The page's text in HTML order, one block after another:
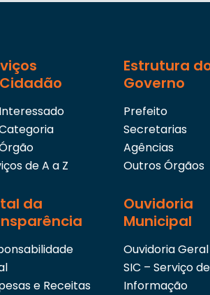
de A a Z
Estrutura
Governo
Prefeito
Secretarias
Agências
Outros Órgãos
da
e Receitas
Ouvidoria
Municipal
Ouvidoria Geral
SIC – Serviço de
Informação